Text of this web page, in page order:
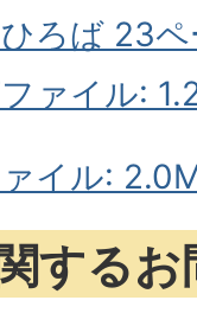
ろば 23
ァイル:
イル:
する